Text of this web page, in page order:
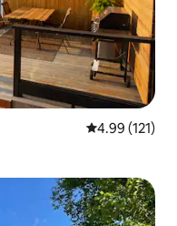
Calificación
4.99 (121)